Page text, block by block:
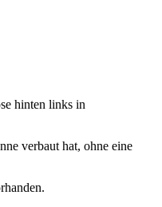
hinten links in
verbaut hat, ohne eine